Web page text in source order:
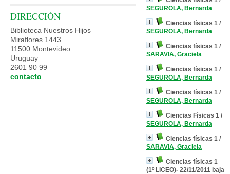
SEGUROLA, Bernarda
Ciencias físicas 1 /
SEGUROLA, Bernarda
Ciencias físicas 1 /
SARAVIA, Graciela
Ciencias físicas 1 /
SEGUROLA, Bernarda
Ciencias físicas 1 /
SEGUROLA, Bernarda
Ciencias Físicas 1 /
SEGUROLA, Bernarda
Ciencias físicas 1 /
SARAVIA, Graciela
Ciencias físicas 1
(1º LICEO)- 22/11/2011 baja
DIRECCIÓN
Biblioteca Nuestros Hijos
Miraflores 1443
11500 Montevideo
Uruguay
2601 90 99
contacto